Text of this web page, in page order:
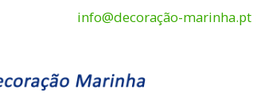
info@decoração-marinha.pt